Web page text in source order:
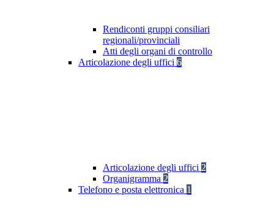
Rendiconti gruppi consiliari
regionali/provinciali
Atti degli organi di controllo
Articolazione degli uffici 6
Articolazione degli uffici 2
Organigramma 2
Telefono e posta elettronica 1